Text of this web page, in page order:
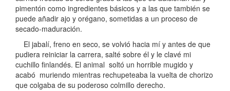
pimentón como ingredientes básicos y a las que también se
puede añadir ajo y orégano, sometidas a un proceso de
secado-maduración.
El jabalí, freno en seco, se volvió hacia mí y antes de que
pudiera reiniciar la carrera, salté sobre él y le clavé mi
cuchillo finlandés. El animal soltó un horrible mugido y
acabó muriendo mientras rechupeteaba la vuelta de chorizo
que colgaba de su poderoso colmillo derecho.